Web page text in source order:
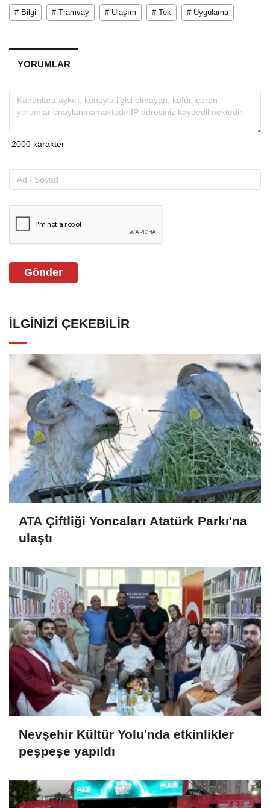
# Bilgi # Tramvay # Ulaşım # Tek # Uygulama
YORUMLAR
Gönder
İLGINIZI ÇEKEBILIR
ATA Çiftliği Yoncaları Atatürk Parkı'na
ulaştı
Nevşehir Kültür Yolu'nda etkinlikler
peşpeşe yapıldı